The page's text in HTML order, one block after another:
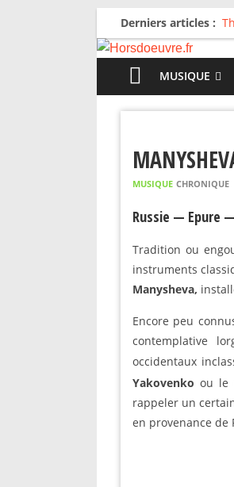
Derniers articles :
MUSIQUE
MUSIQUE CHRONIQUE
Russie — Epure
Tradition ou
instruments
Manysheva,
Encore peu
contemplative
occidentaux
Yakovenko ou le
rappeler un
en provenance de